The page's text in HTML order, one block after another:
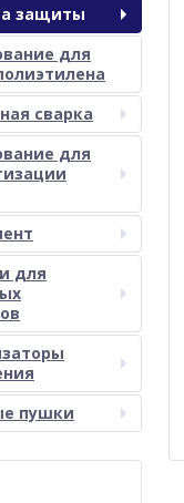
защиты
для
сварка
для
для
пушки